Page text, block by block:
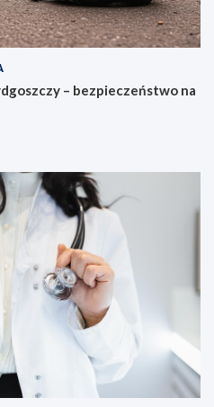
– bezpieczeństwo na